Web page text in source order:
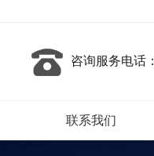
咨询服务电话：
联系我们